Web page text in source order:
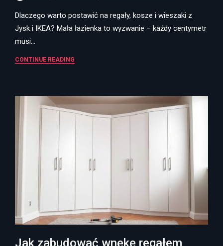
Dlaczego warto postawić na regały, kosze i wieszaki z
Jysk i IKEA? Mała łazienka to wyzwanie – każdy centymetr
musi…
CONTINUE READING
Jak zabudować wnękę regałem